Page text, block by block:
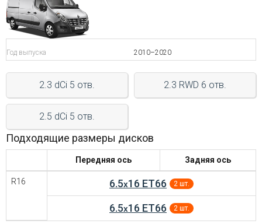
Войти на сайт
+7(812)317-
17-
Пн-
9:00
до
21:00
Вс:
C
21:00
Год выпуска 2010–2020
2.3 dCi 5 отв. 2.3 RWD 6 отв.
2.5 dCi 5 отв.
Подходящие размеры дисков
Передняя ось Задняя ось
R16 6.5x16 ET66 2 шт.
6.5x16 ET66 2 шт.